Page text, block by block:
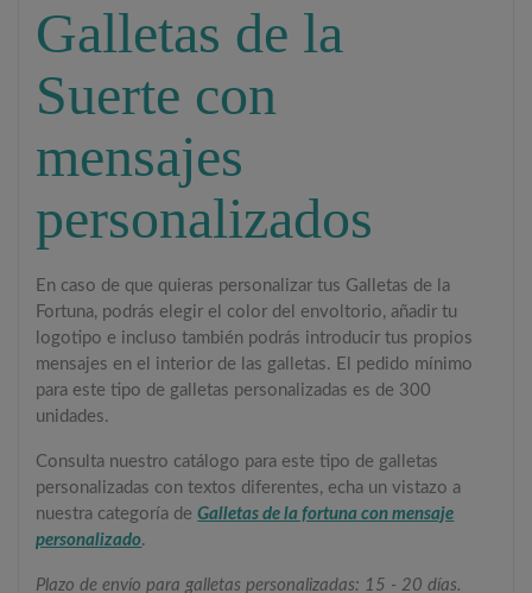
Galletas de la
Suerte con
mensajes
personalizados
En caso de que quieras personalizar tus Galletas de la
Fortuna, podrás elegir el color del envoltorio, añadir tu
logotipo e incluso también podrás introducir tus propios
mensajes en el interior de las galletas. El pedido mínimo
para este tipo de galletas personalizadas es de 300
unidades.
Consulta nuestro catálogo para este tipo de galletas
personalizadas con textos diferentes, echa un vistazo a
nuestra categoría deGalletas de la fortuna con mensaje
personalizado.
Plazo de envío para galletas personalizadas: 15 - 20 días.